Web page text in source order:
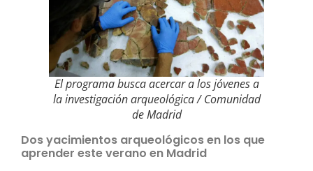
El programa busca acercar a los jóvenes a
la investigación arqueológica / Comunidad
de Madrid
Dos yacimientos arqueológicos en los que
aprender este verano en Madrid